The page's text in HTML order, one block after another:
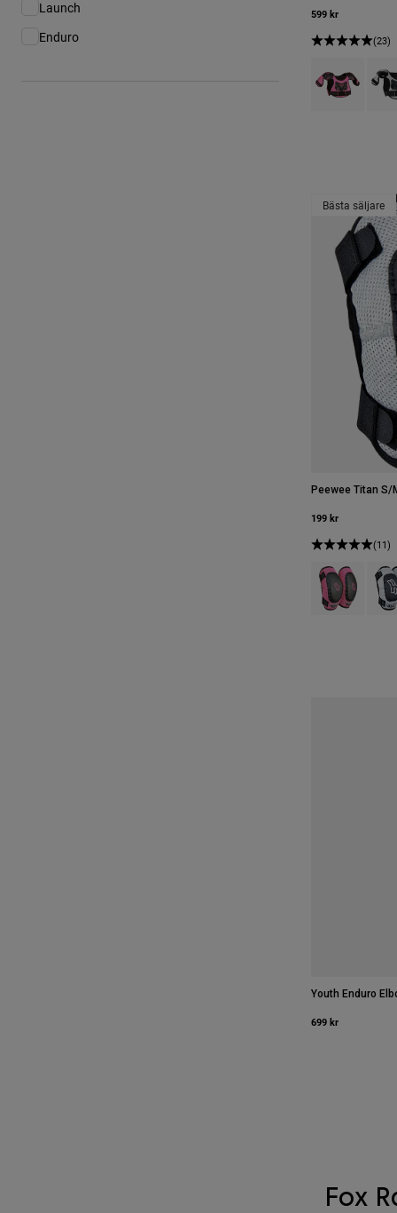
Launch
Sortera på Produktfamilj: Launch
Enduro
Sortera på Produktfamilj: Enduro
599 kr
(23)
Product
Bästa säljare
Peewee Titan S/
199 kr
(11)
Product
Youth Enduro
699 kr
Fox